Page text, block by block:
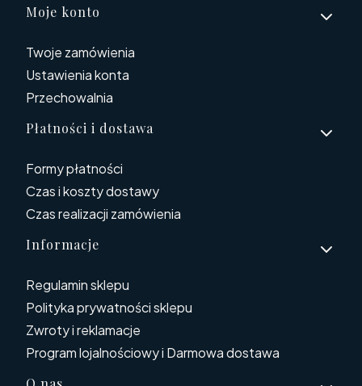
Linki w stopce
Moje konto
Twoje zamówienia
Ustawienia konta
Przechowalnia
Płatności i dostawa
Formy płatności
Czas i koszty dostawy
Czas realizacji zamówienia
Informacje
Regulamin sklepu
Polityka prywatności sklepu
Zwroty i reklamacje
Program lojalnościowy i Darmowa dostawa